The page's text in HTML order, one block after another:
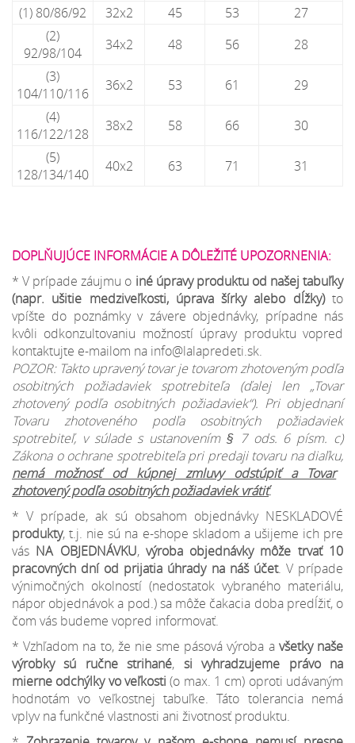
(1) 80/86/92 32x2 45 53
27
(2)
92/98/104
34x2 48 56
28
(3)
104/110/116
36x2 53 61
29
(4)
116/122/128
38x2 58 66
30
(5)
128/134/140
40x2 63 71 31
DOPLŇUJÚCE INFORMÁCIE A DÔLEŽITÉ UPOZORNENIA:
* V prípade záujmu o iné úpravy produktu od našej tabuľky
(napr. ušitie medziveľkosti, úprava šírky alebo dĺžky)to
vpíšte do poznámky v závere objednávky, prípadne nás
kvôli odkonzultovaniu možností úpravy produktu vopred
kontaktujte e-mailom na info@lalapredeti.sk.
POZOR: Takto upravený tovar je tovarom zhotoveným podľa
osobitných požiadaviek spotrebiteľa (ďalej len „Tovar
zhotovený podľa osobitných požiadaviek“). Pri objednaní
Tovaru zhotoveného podľa osobitných požiadaviek
spotrebiteľ, v súlade s ustanovením § 7 ods. 6 písm. c)
Zákona o ochrane spotrebiteľa pri predaji tovaru na diaľku,
nemá možnosť od kúpnej zmluvy odstúpiť a Tovar
zhotovený podľa osobitných požiadaviek vrátiť.
* V prípade, ak sú obsahom objednávky NESKLADOVÉ
produkty, t.j. nie sú na e-shope skladom a ušijeme ich pre
vás NA OBJEDNÁVKU, výroba objednávky môže trvať 10
pracovných dní od prijatia úhrady na náš účet. V prípade
výnimočných okolností (nedostatok vybraného materiálu,
nápor objednávok a pod.) sa môže čakacia doba predĺžiť, o
čom vás budeme vopred informovať.
* Vzhľadom na to, že nie sme pásová výroba a všetky naše
výrobky sú ručne strihané, si vyhradzujeme právo na
mierne odchýlky vo veľkosti (o max. 1 cm) oproti udávaným
hodnotám vo veľkostnej tabuľke. Táto tolerancia nemá
vplyv na funkčné vlastnosti ani životnosť produktu.